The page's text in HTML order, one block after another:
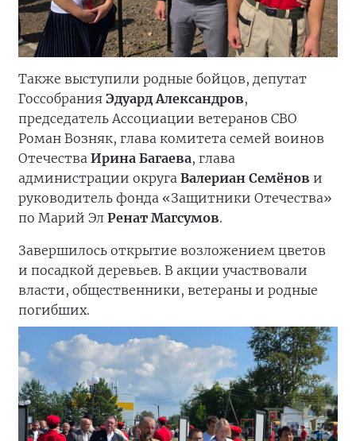
Также выступили родные бойцов, депутат
Госсобрания Эдуард Александров,
председатель Ассоциации ветеранов СВО
Роман Возняк, глава комитета семей воинов
Отечества Ирина Багаева, глава
администрации округа Валериан Семёнов и
руководитель фонда «Защитники Отечества»
по Марий Эл Ренат Магсумов.
Завершилось открытие возложением цветов
и посадкой деревьев. В акции участвовали
власти, общественники, ветераны и родные
погибших.